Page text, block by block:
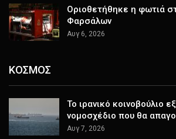
Οριοθετήθηκε η φωτιά
Φαρσάλων
Αυγ 6, 2026
ΚΟΣΜΟΣ
Το ιρανικό κοινοβούλιο
νομοσχέδιο που θα
Αυγ 7, 2026